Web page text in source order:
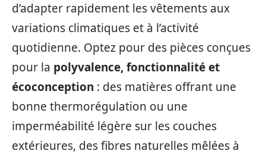
d’adapter rapidement les vêtements aux
variations climatiques et à l’activité
quotidienne. Optez pour des pièces conçues
pour la polyvalence, fonctionnalité et
écoconception : des matières offrant une
bonne thermorégulation ou une
imperméabilité légère sur les couches
extérieures, des fibres naturelles mêlées à